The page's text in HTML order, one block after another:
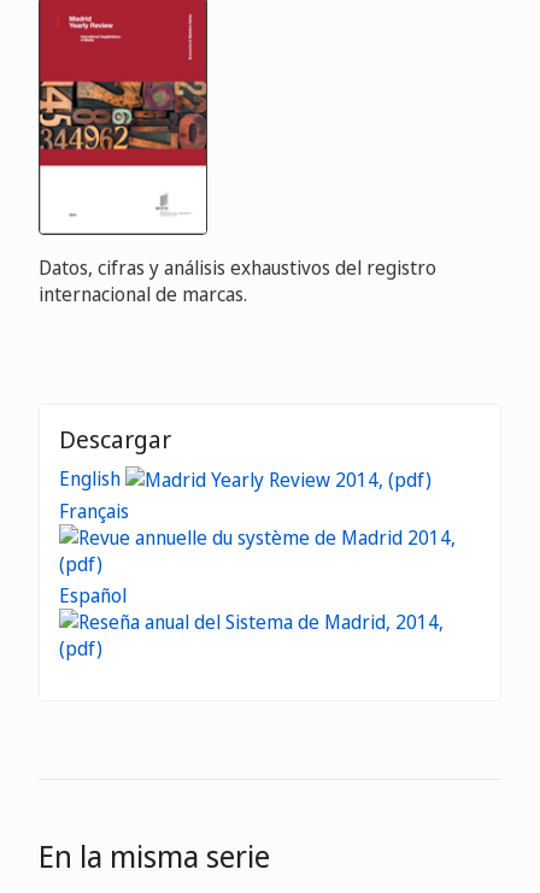
Datos, cifras y análisis exhaustivos del registro
internacional de marcas.
Descargar
English
Français
Español
En la misma serie